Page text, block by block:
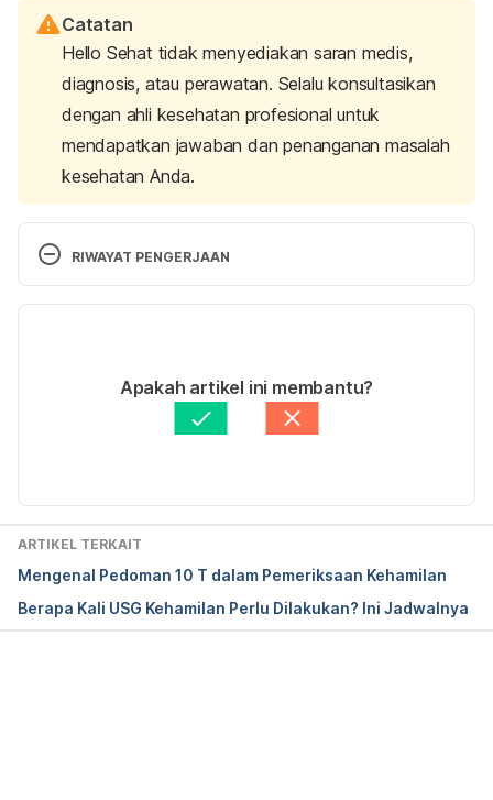
Catatan
Hello Sehat tidak menyediakan saran medis,
diagnosis, atau perawatan. Selalu konsultasikan
dengan ahli kesehatan profesional untuk
mendapatkan jawaban dan penanganan masalah
kesehatan Anda.
RIWAYAT PENGERJAAN
Ditulis oleh
dr. Ivander Utama, F.MAS, Sp.OG
Diperbarui oleh: Diah Ayu Lestari
Apakah artikel ini membantu?
ARTIKEL TERKAIT
Mengenal Pedoman 10 T dalam Pemeriksaan Kehamilan
Berapa Kali USG Kehamilan Perlu Dilakukan? Ini Jadwalnya